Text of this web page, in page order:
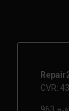
963